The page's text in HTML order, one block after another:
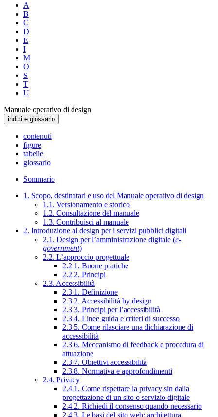
A
B
C
D
E
I
M
O
S
T
U
Manuale operativo di design
indici e glossario
contenuti
figure
tabelle
glossario
Sommario
1. Scopo, destinatari e uso del Manuale operativo di design
1.1. Versionamento e storico
1.2. Consultazione del manuale
1.3. Contribuisci al manuale
2. Introduzione al design per i servizi pubblici digitali
2.1. Design per l’amministrazione digitale (e-
government)
2.2. L’approccio progettuale
2.2.1. Buone pratiche
2.2.2. Principi
2.3. Accessibilità
2.3.1. Definizione
2.3.2. Accessibilità by design
2.3.3. Principi per l’accessibilità
2.3.4. Linee guida e criteri di successo
2.3.5. Come rilasciare una dichiarazione di
accessibilità
2.3.6. Meccanismo di feedback e procedura di
attuazione
2.3.7. Obiettivi accessibilità
2.3.8. Normativa e approfondimenti
2.4. Privacy
2.4.1. Come rispettare la privacy sin dalla
progettazione di un sito o servizio digitale
2.4.2. Richiedi il consenso quando necessario
2.4.3. Le basi del sito web: architettura,